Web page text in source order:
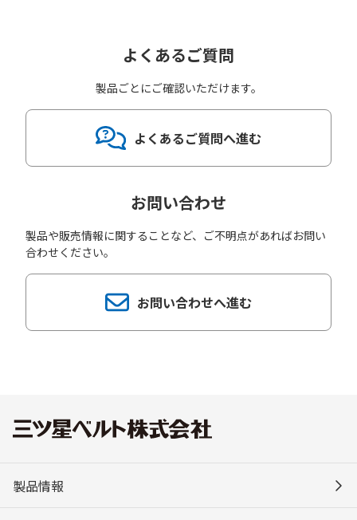
よくあるご質問
製品ごとにご確認いただけます。
よくあるご質問へ進む
お問い合わせ
製品や販売情報に関することなど、ご不明点があればお問い
合わせください。
お問い合わせへ進む
製品情報